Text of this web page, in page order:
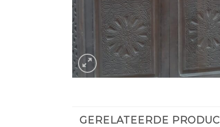
GERELATEERDE